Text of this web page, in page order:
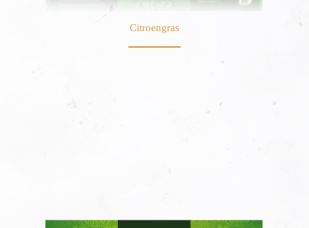
Citroengras